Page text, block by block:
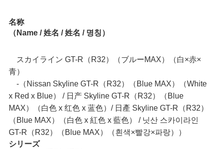
名称
（Name / 姓名 / 姓名 / 명칭）
スカイライン GT-R（R32）（ブルーMAX）（白×赤×
青）
‐（Nissan Skyline GT-R（R32）（Blue MAX）（White
x Red x Blue） / 日产 Skyline GT-R（R32）（Blue
MAX）（白色 x 红色 x 蓝色）/ 日產 Skyline GT-R（R32）
（Blue MAX）（白色 x 紅色 x 藍色） / 닛산 스카이라인
GT-R（R32）（Blue MAX）（흰색×빨강×파랑））
シリーズ